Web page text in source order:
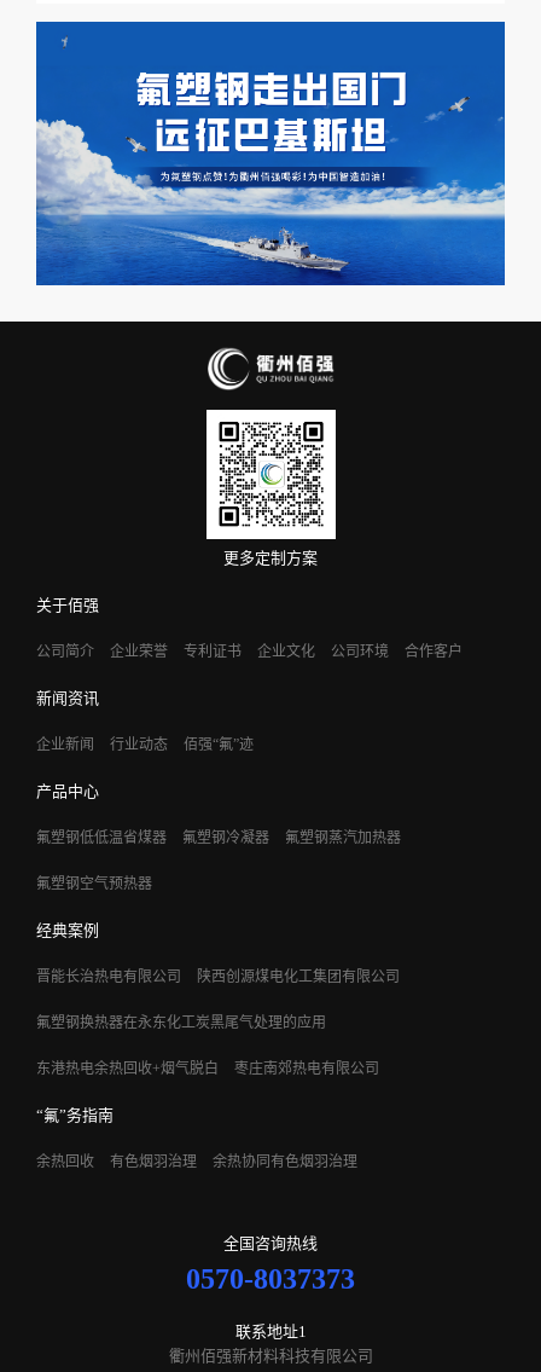
更多定制方案
关于佰强
公司简介 企业荣誉 专利证书 企业文化 公司环境 合作客户
新闻资讯
企业新闻 行业动态 佰强“氟”迹
产品中心
氟塑钢低低温省煤器 氟塑钢冷凝器 氟塑钢蒸汽加热器
氟塑钢空气预热器
经典案例
晋能长治热电有限公司 陕西创源煤电化工集团有限公司
氟塑钢换热器在永东化工炭黑尾气处理的应用
东港热电余热回收+烟气脱白 枣庄南郊热电有限公司
“氟”务指南
余热回收 有色烟羽治理 余热协同有色烟羽治理
全国咨询热线
0570-8037373
联系地址1
衢州佰强新材料科技有限公司